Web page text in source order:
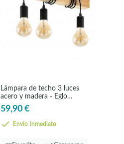
Lámpara de techo 3 luces
acero y madera - Eglo
Townshend
59,90 €
Envío Inmediato